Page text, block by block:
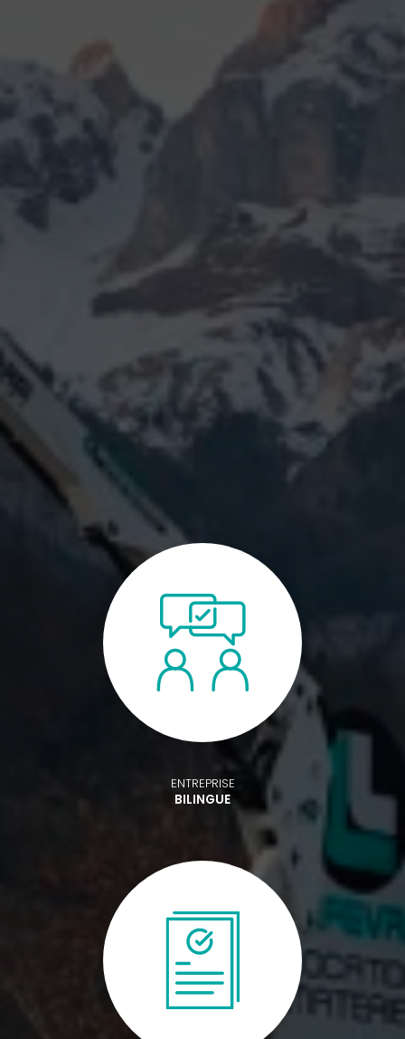
ENTREPRISE
BILINGUE